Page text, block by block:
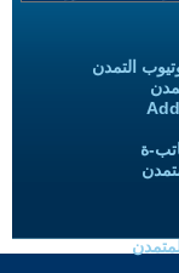
التمدن
ة